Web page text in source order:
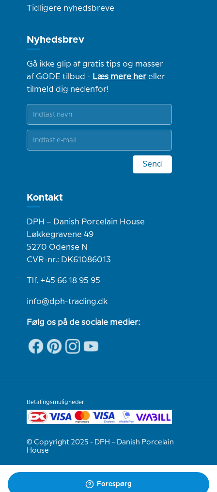
Forespørg
Tidligere nyhedsbreve
Nyhedsbrev
Gå ikke glip af gratis tips og masser
af GODE tilbud - Læs mere hereller
tilmeld dig nedenfor!
Send
Kontakt
DPH – Danish Porcelain House
Løkkegravene 49
5270 Odense N
CVR-nr.: DK61086013
Tlf. +45 66 18 95 95
info@dph-trading.dk
Følg os på de sociale medier:
Betalingsmuligheder:
© Copyright 2025 - DPH – Danish Porcelain
House
Vi er e-mærket